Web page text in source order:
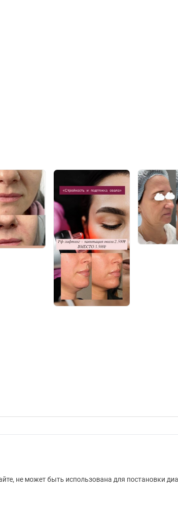
не может быть использована для постановки